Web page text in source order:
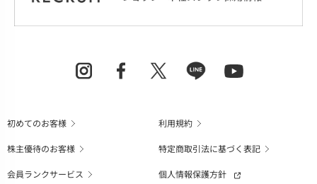
初めてのお客様
利用規約
株主優待のお客様
特定商取引法に基づく表記
会員ランクサービス
個人情報保護方針